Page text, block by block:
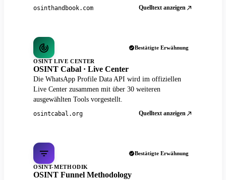
osinthandbook.com Quelltext anzeigen
Bestätigte Erwähnung
OSINT LIVE CENTER
OSINT Cabal · Live Center
Die WhatsApp Profile Data API wird im offiziellen
Live Center zusammen mit über 30 weiteren
ausgewählten Tools vorgestellt.
osintcabal.org Quelltext anzeigen
Bestätigte Erwähnung
OSINT-METHODIK
OSINT Funnel Methodology